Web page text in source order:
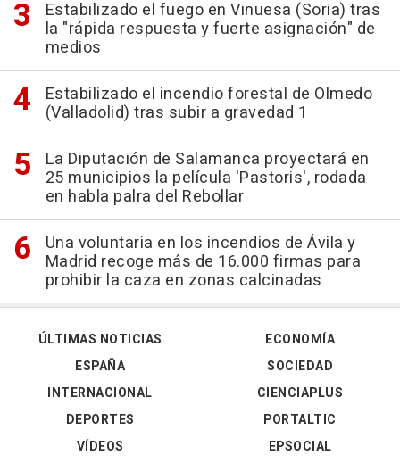
Estabilizado el fuego en Vinuesa (Soria) tras
la "rápida respuesta y fuerte asignación" de
medios
Estabilizado el incendio forestal de Olmedo
(Valladolid) tras subir a gravedad 1
La Diputación de Salamanca proyectará en
25 municipios la película 'Pastoris', rodada
en habla palra del Rebollar
Una voluntaria en los incendios de Ávila y
Madrid recoge más de 16.000 firmas para
prohibir la caza en zonas calcinadas
ÚLTIMAS NOTICIAS
ESPAÑA
INTERNACIONAL
DEPORTES
VÍDEOS
ECONOMÍA
SOCIEDAD
CIENCIAPLUS
PORTALTIC
EPSOCIAL